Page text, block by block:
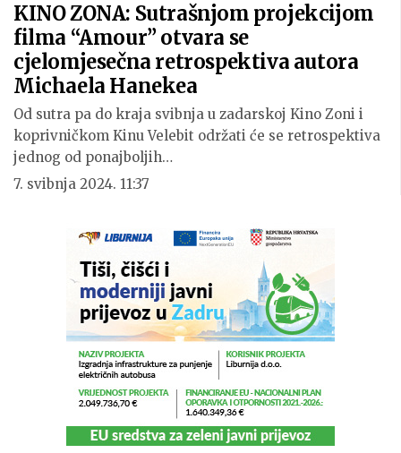
KINO ZONA: Sutrašnjom projekcijom
filma “Amour” otvara se
cjelomjesečna retrospektiva autora
Michaela Hanekea
Od sutra pa do kraja svibnja u zadarskoj Kino Zoni i
koprivničkom Kinu Velebit održati će se retrospektiva
jednog od ponajboljih…
7. svibnja 2024. 11:37